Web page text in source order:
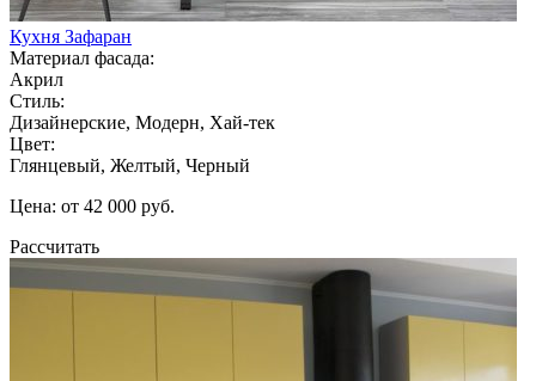
Кухня Зафаран
Материал фасада:
Акрил
Стиль:
Дизайнерские, Модерн, Хай-тек
Цвет:
Глянцевый, Желтый, Черный
Цена: от 42 000 руб.
Рассчитать